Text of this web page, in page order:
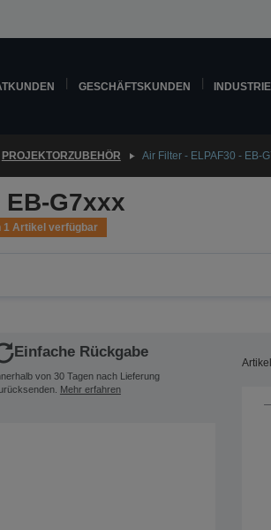
GESCHÄFTSKUNDEN INDUSTRIE
PROJEKTORZUBEHÖR Air Filter - ELPAF30 - EB-
EB-G7xxx
1 Artikel verfügbar
Einfache Rückgabe
von 30 Tagen nach Lieferung
Mehr erfahren